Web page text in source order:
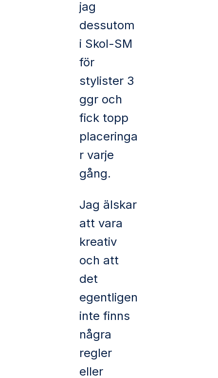
jag
dessutom
i Skol-SM
för
stylister 3
ggr och
fick topp
placeringa
r varje
gång.
Jag älskar
att vara
kreativ
och att
det
egentligen
inte finns
några
regler
eller